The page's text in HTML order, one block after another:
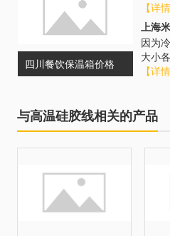
四川餐饮保温箱价格
布擦
污，
后，
【详情
上海
因为
大小
机组
【详情
与高温硅胶线相关的产品